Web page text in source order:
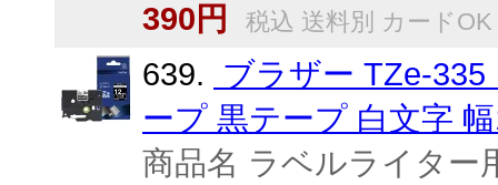
390円
税込 送料別 カードOK
639.
ブラザー TZe-
ープ 黒テープ 白文字
商品名 ラベルライタ